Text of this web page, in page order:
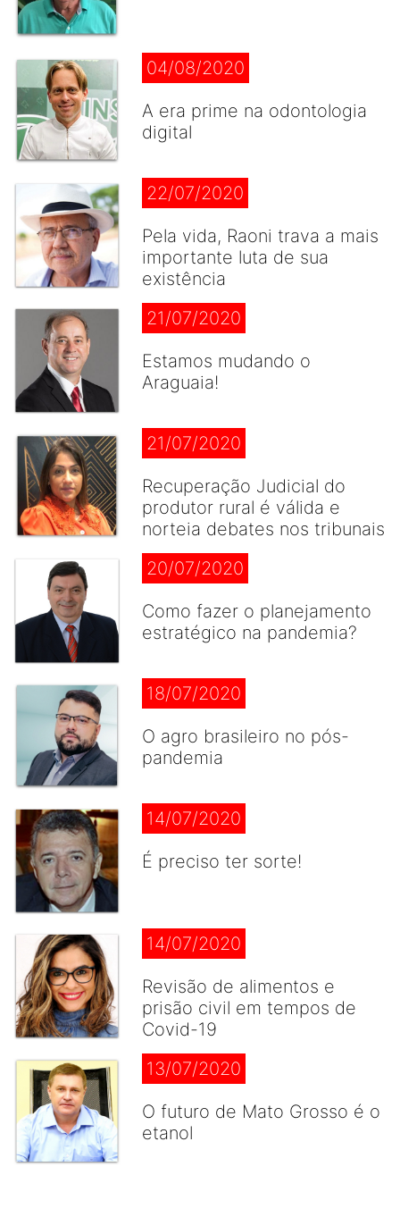
04/08/2020
A era prime na odontologia
digital
22/07/2020
Pela vida, Raoni trava a mais
importante luta de sua
existência
21/07/2020
Estamos mudando o
Araguaia!
21/07/2020
Recuperação Judicial do
produtor rural é válida e
norteia debates nos tribunais
20/07/2020
Como fazer o planejamento
estratégico na pandemia?
18/07/2020
O agro brasileiro no pós-
pandemia
14/07/2020
É preciso ter sorte!
14/07/2020
Revisão de alimentos e
prisão civil em tempos de
Covid-19
13/07/2020
O futuro de Mato Grosso é o
etanol